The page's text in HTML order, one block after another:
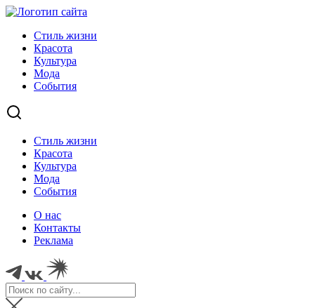
Стиль жизни
Красота
Культура
Мода
События
Стиль жизни
Красота
Культура
Мода
События
О нас
Контакты
Реклама